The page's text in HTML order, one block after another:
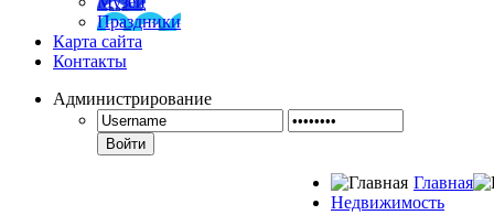
Праздники
Карта сайта
Контакты
Администрирование
Войти
Главная
Недвижимость